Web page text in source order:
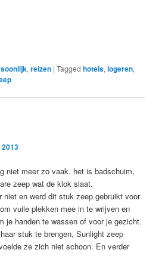
,reizen |Tagged hotels,logeren,
niet meer zo vaak. het is badschuim,
zeep wat de klok slaat.
niet en werd dit stuk zeep gebruikt voor
vuile plekken mee in te wrijven en
je handen te wassen of voor je gezicht.
stuk te brengen, Sunlight zeep
ze zich niet schoon. En verder